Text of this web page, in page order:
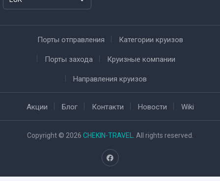
Порты отправления Категории круизов
Порты захода Круизные компании
Направления круизов
Акции Блог Контакти Новости Wiki
Copyright © 2026 CHEKIN-TRAVEL . All rights reserved.